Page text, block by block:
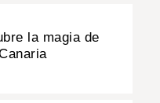
la magia de